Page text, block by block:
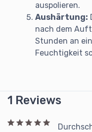
auspolieren.
Aushärtung:
nach dem
Stunden an
Feuchtigkeit
1 Reviews